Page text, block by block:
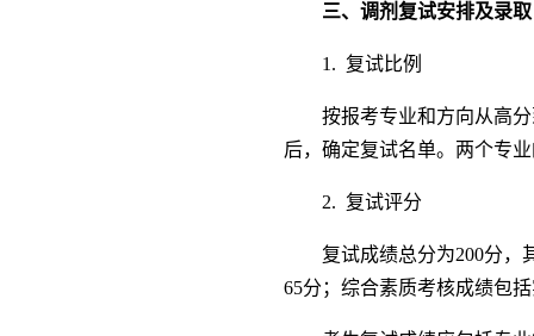
三、 调剂复试安排及录取
1. 复试比例
按报考专业和方向从高
后，确定复试名单。两个专
2. 复试评分
复试成绩总分为200分，
65分；综合素质考核成绩包